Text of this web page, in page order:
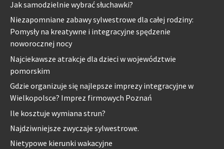
Jak samodzielnie wybrać słuchawki?
Niezapomniane zabawy sylwestrowe dla całej rodziny:
Pomysły na kreatywne i integracyjne spędzenie
noworocznej nocy
Najciekawsze atrakcje dla dzieci w województwie
pomorskim
Gdzie organizuje się najlepsze imprezy integracyjne w
Wielkopolsce? Imprez firmowych Poznań
Ile kosztuje wymiana strun?
Najdziwniejsze zwyczaje sylwestrowe.
Nietypowe kierunki wakacyjne